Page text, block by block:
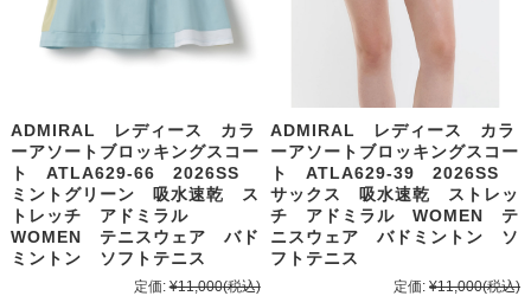
ADMIRAL レディース カラ
ーアソートブロッキングスコー
ト ATLA629-66 2026SS
ミントグリーン 吸水速乾 ス
トレッチ アドミラル
WOMEN テニスウェア バド
ミントン ソフトテニス
定価: ¥11,000(税込)
ADMIRAL レディース カラ
ーアソートブロッキングスコー
ト ATLA629-39 2026SS
サックス 吸水速乾 ストレッ
チ アドミラル WOMEN テ
ニスウェア バドミントン ソ
フトテニス
定価: ¥11,000(税込)